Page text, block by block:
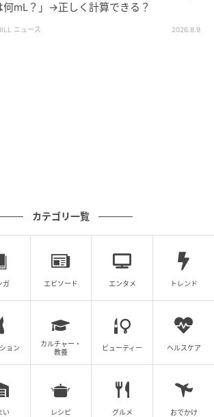
何mL？」→正しく計算できる？
ニュース 2026.8.9
カテゴリ一覧
ガ エピソード エンタメ トレンド
ョン
カルチャー・
教養
ビューティー ヘルスケア
い レシピ グルメ おでかけ